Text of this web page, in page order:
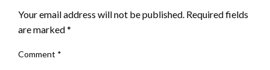
Your email address will not be published. Required fields
are marked*
Comment *